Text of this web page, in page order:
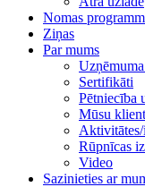
Nomas
Ziņas
Par mums
Sertifikāti
Pētniecība
Mūsu
Aktivitātes/
Rūpnīcas
Video
Sazinieties ar